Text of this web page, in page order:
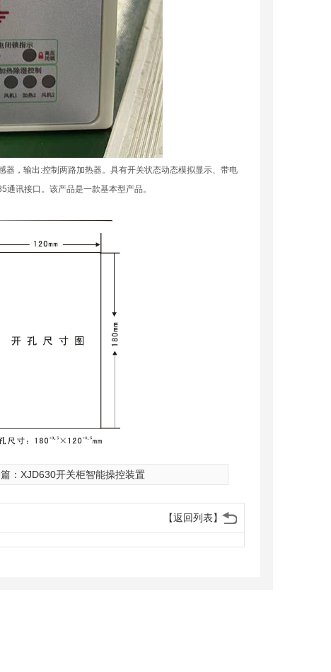
，输出:控制两路加热器。具有开关状态动态模拟显示、带电
讯接口。该产品是一款基本型产品。
： XJD630开关柜智能操控装置
【返回列表】